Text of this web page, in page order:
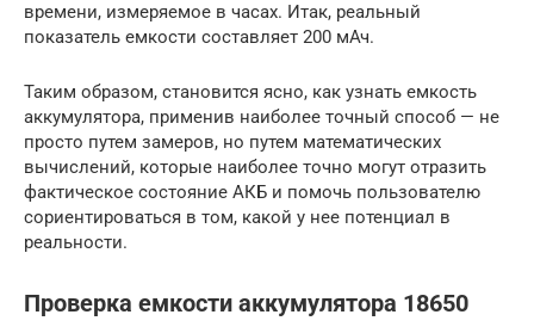
времени, измеряемое в часах. Итак, реальный
показатель емкости составляет 200 мАч.
Таким образом, становится ясно, как узнать емкость
аккумулятора, применив наиболее точный способ — не
просто путем замеров, но путем математических
вычислений, которые наиболее точно могут отразить
фактическое состояние АКБ и помочь пользователю
сориентироваться в том, какой у нее потенциал в
реальности.
Проверка емкости аккумулятора 18650